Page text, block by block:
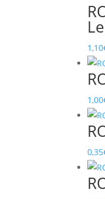
1,10
1,00
0,35